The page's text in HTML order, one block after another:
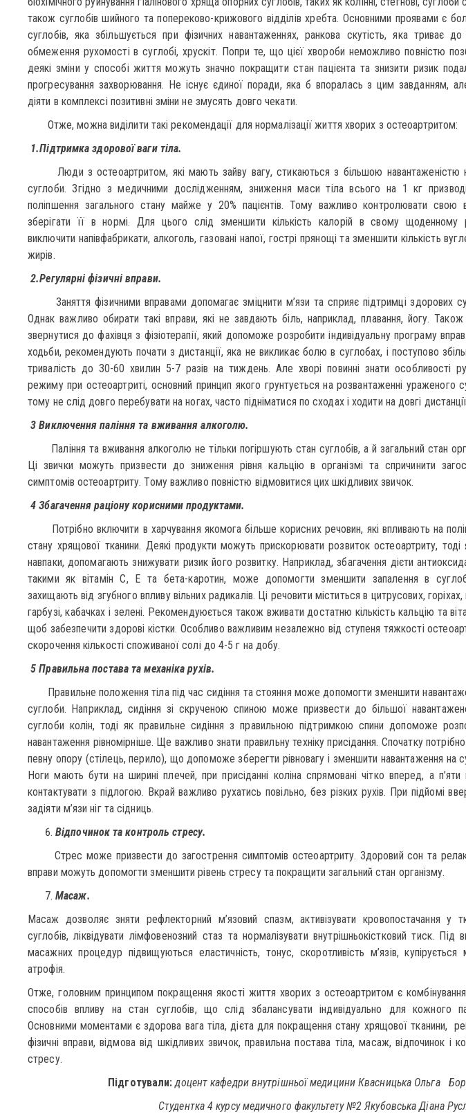
також суглобів шийного та попереково-крижового відділів хребта. Основними проявами є
суглобів, яка збільшується при фізичних навантаженнях, ранкова скутість, яка триває
обмеження рухомості в суглобі, хрускіт. Попри те, що цієї хвороби неможливо повністю
деякі зміни у способі життя можуть значно покращити стан пацієнта та знизити ризик
прогресування захворювання. Не існує єдиної поради, яка б впоралась з цим завданням,
діяти в комплексі позитивні зміни не змусять довго чекати.
Отже, можна виділити такі рекомендації для нормалізації життя хворих з остеоартритом:
1.Підтримка здорової ваги тіла.
Люди з остеоартритом, які мають зайву вагу, стикаються з більшою навантаженістю
суглоби. Згідно з медичними дослідженням, зниження маси тіла всього на 1 кг
поліпшення загального стану майже у 20% пацієнтів. Тому важливо контролювати свою
зберігати її в нормі. Для цього слід зменшити кількість калорій в свому щоденному
виключити напівфабрикати, алкоголь, газовані напої, гострі прянощі та зменшити кількість
жирів.
2.Регулярні фізичні вправи.
Заняття фізичними вправами допомагає зміцнити м’язи та сприяє підтримці здорових
Однак важливо обирати такі вправи, які не завдають біль, наприклад, плавання, йогу.
звернутися до фахівця з фізіотерапії, який допоможе розробити індивідуальну програму
ходьби, рекомендують почати з дистанції, яка не викликає болю в суглобах, і поступово
тривалість до 30-60 хвилин 5-7 разів на тиждень. Але хворі повинні знати особливості
режиму при остеоартриті, основний принцип якого грунтується на розвантаженні ураженого
тому не слід довго перебувати на ногах, часто підніматися по сходах і ходити на довгі
3 Виключення паління та вживання алкоголю.
Паління та вживання алкоголю не тільки погіршують стан суглобів, а й загальний стан
Ці звички можуть призвести до зниження рівня кальцію в організмі та спричинити
симптомів остеоартриту. Тому важливо повністю відмовитися цих шкідливих звичок.
4 Збагачення раціону корисними продуктами.
Потрібно включити в харчування якомога більше корисних речовин, які впливають на
стану хрящової тканини. Деякі продукти можуть прискорювати розвиток остеоартриту, тоді
навпаки, допомагають знижувати ризик його розвитку. Наприклад, збагачення дієти
такими як вітамін С, Е та бета-каротин, може допомогти зменшити запалення в
захищають від згубного впливу вільних радикалів. Ці речовити міститься в цитрусових, горіхах,
гарбузі, кабачках і зелені. Рекомендуюється також вживати достатню кількість кальцію та
щоб забезпечити здорові кістки. Особливо важливим незалежно від ступеня тяжкості
скорочення кількості споживаної солі до 4-5 г на добу.
5 Правильна постава та механіка рухів.
Правильне положення тіла під час сидіння та стояння може допомогти зменшити
суглоби. Наприклад, сидіння зі скрученою спиною може призвести до більшої
суглоби колін, тоді як правильне сидіння з правильною підтримкою спини допоможе
навантаження рівномірніше. Ще важливо знати правильну техніку присідання. Спочатку
певну опору (стілець, перило), що допоможе зберегти рівновагу і зменшити навантаження на
Ноги мають бути на ширині плечей, при присіданні коліна спрямовані чітко вперед, а п’яти
контактувати з підлогою. Вкрай важливо рухатись повільно, без різких рухів. При підйомі
задіяти м’язи ніг та сідниць.
Відпочинок та контроль стресу.
Стрес може призвести до загострення симптомів остеоартриту. Здоровий сон та
вправи можуть допомогти зменшити рівень стресу та покращити загальний стан організму.
Масаж.
Масаж дозволяє зняти рефлекторний м’язовий спазм, активізувати кровопостачання у
суглобів, ліквідувати лімфовенозний стаз та нормалізувати внутрішньокістковий тиск. Під
масажних процедур підвищуються еластичність, тонус, скоротливість м’язів, купірується
атрофія.
Отже, головним принципом покращення якості життя хворих з остеоартритом є комбінування
способів впливу на стан суглобів, що слід збалансувати індивідуально для кожного
Основними моментами є здорова вага тіла, дієта для покращення стану хрящової тканини,
фізичні вправи, відмова від шкідливих звичок, правильна постава тіла, масаж, відпочинок і
стресу.
Підготували: доцент кафедри внутрішньої медицини Квасницька Ольга
Студентка 4 курсу медичного факультету №2 Якубовська Діана